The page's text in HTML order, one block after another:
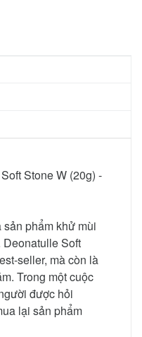
Stone W (20g) -
phẩm khử mùi
Soft
seller, mà còn là
Trong một cuộc
được hỏi
lại sản phẩm